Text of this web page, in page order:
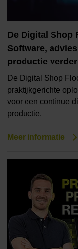
De Digital Shop
Software,
productie
De Digital Shop
praktijkgerichte
voor een continue
productie.
Meer informatie